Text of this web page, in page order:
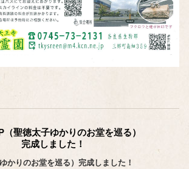
聖徳太子ゆかりのお堂を巡る）
完成しました！
かりのお堂を巡る）完成しました！